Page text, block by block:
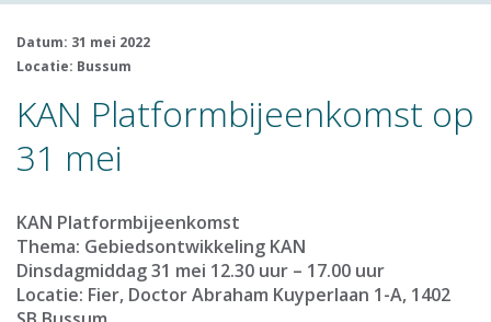
Datum: 31 mei 2022
Locatie: Bussum
KAN Platformbijeenkomst op
31 mei
KAN Platformbijeenkomst
Thema: Gebiedsontwikkeling KAN
Dinsdagmiddag 31 mei 12.30 uur – 17.00 uur
Locatie: Fier, Doctor Abraham Kuyperlaan 1-A, 1402